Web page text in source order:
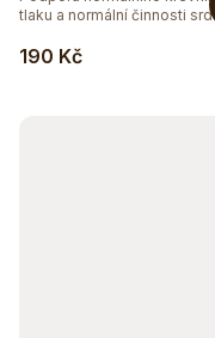
190 Kč
tlaku a normální činnosti